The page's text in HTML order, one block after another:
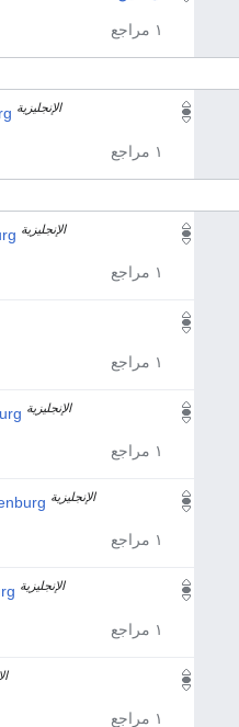
١ مراجع
الإنجليزية
١ مراجع
الإنجليزية
١ مراجع
١ مراجع
الإنجليزية
١ مراجع
الإنجليزية
١ مراجع
الإنجليزية
١ مراجع
١ مراجع